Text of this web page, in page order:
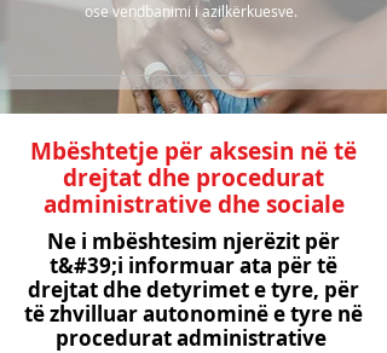
ose vendbanimi i azilkërkuesve.
Mbështetje për aksesin në të
drejtat dhe procedurat
administrative dhe sociale
Ne i mbështesim njerëzit për
t&#39;i informuar ata për të
drejtat dhe detyrimet e tyre, për
të zhvilluar autonominë e tyre në
procedurat administrative